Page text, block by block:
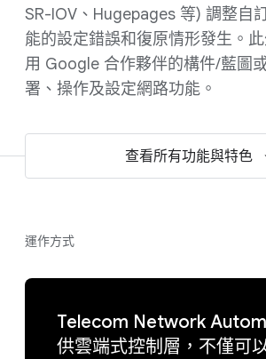
SR-IOV、Hugepages 等) 調整自
能的設定錯誤和復原情形發生。
用 Google 合作夥伴的構件/藍圖
署、操作及設定網路功能。
查看所有功能與特色
運作方式
Telecom Network
供雲端式控制層，不僅可